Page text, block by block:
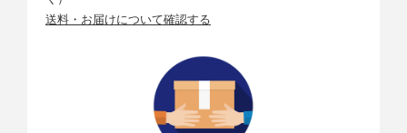
送料・お届けについて確認する